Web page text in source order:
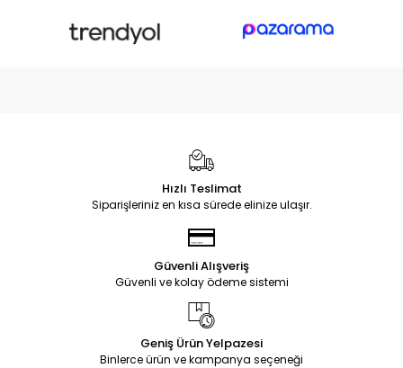
Hızlı Teslimat
Siparişleriniz en kısa sürede elinize ulaşır.
Güvenli Alışveriş
Güvenli ve kolay ödeme sistemi
Geniş Ürün Yelpazesi
Binlerce ürün ve kampanya seçeneği